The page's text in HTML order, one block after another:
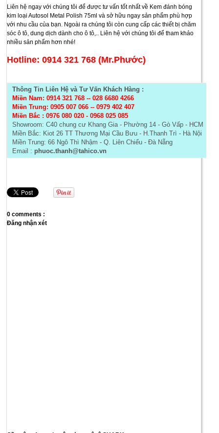
Liên hệ ngay với chúng tôi để được tư vấn tốt nhất về Kem đánh bóng
kim loại Autosol Metal Polish 75ml và sở hữu ngay sản phẩm phù hợp
với nhu cầu của bạn. Ngoài ra chúng tôi còn cung cấp các thiết bị chăm
sóc ô tô, dung dịch dành cho ô tô,.. Liên hệ với chúng tôi để tham khảo
nhiều sản phẩm hơn nhé!
Hotline: 0914 321 768 (Mr.Phước)
Thông Tin Liên Hệ và Tư Vấn Khách Hàng :
Miền Nam: 0914 321 768 --028 6680 4266
Miền Trung: 0905 007 066 -- 0979 402 407
Miền Bắc :0976 080 020 - 0968 025 085
Showroom: C40 chung cư Khang Gia - Phường 14 - Gò Vấp - HCM
Miền Bắc: Kiot 26 TT Thương Mại Cầu Bưu - H.Thanh Trì - Hà Nội
Miền Trung: 66 Ngô Thì Nhậm - Q. Liên Chiểu - Đà Nẵng
Email : phuoc.thanh@tahico.vn
0 comments :
Đăng nhận xét